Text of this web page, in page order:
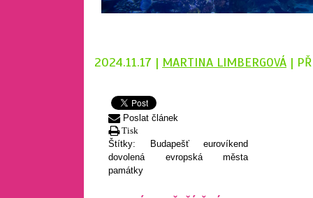
2024.11.17 | MARTINA LIMBERGOVÁ |
Poslat článek
Tisk
Štítky: Budapešť eurovíkend
dovolená evropská města
památky